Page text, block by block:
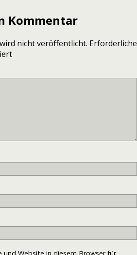
Kommentar
nicht veröffentlicht. Erforderliche